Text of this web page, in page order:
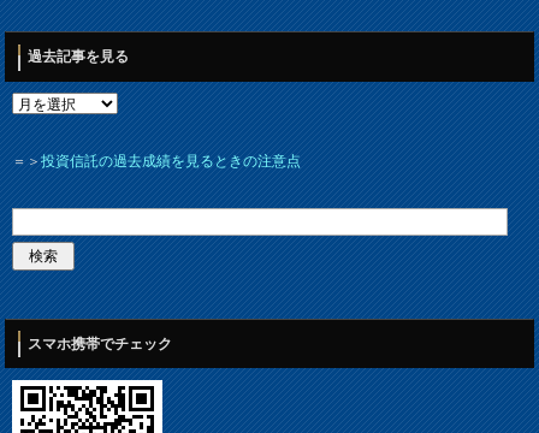
過去記事を見る
＝＞投資信託の過去成績を見るときの注意点
スマホ携帯でチェック